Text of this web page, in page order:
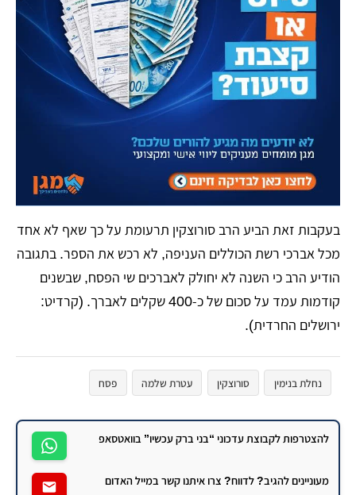
בעקבות זאת הביע הרב סורוצקין תרעומת על כך שאף לא אחד
מכל אברכי רשת הכוללים העניפה, לא רכש את הספר. בתגובה
הודיע הרב כי השנה לא יחולק לאברכים שי הפסח, שבשנים
קודמות עמד על סכום של כ-400 שקלים לאברך. (קרדיט:
ירושלים החרדית).
נחלת בנימין סורוצקין עטרת שלמה פסח
להצטרפות לקבוצת עדכוני “בני ברק עכשיו” בוואטסאפ
מעוניינים להגיב? לדווח? צרו איתנו קשר במייל האדום